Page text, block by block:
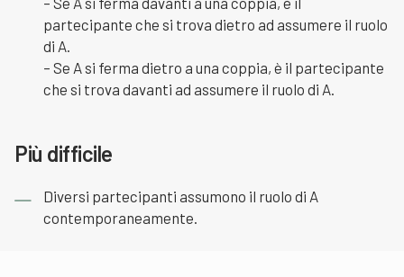
partecipante che si trova dietro ad assumere il ruolo
di A.
– Se A si ferma dietro a una coppia, è il partecipante
che si trova davanti ad assumere il ruolo di A.
Più difficile
Diversi partecipanti assumono il ruolo di A
contemporaneamente.